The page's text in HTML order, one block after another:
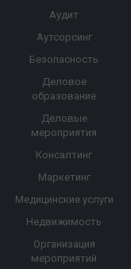
Аудит
Аутсорсинг
Безопасность
Деловое
образование
Деловые
мероприятия
Консалтинг
Маркетинг
Медицинские услуги
Недвижимость
Организация
мероприятий